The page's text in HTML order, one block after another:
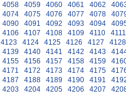
4058 4059 4060 4061 4062
4074 4075 4076 4077 4078
4090 4091 4092 4093 4094
4106 4107 4108 4109 4110
4111
4123 4124 4125 4126 4127
4128
4139 4140 4141 4142 4143
4155 4156 4157 4158 4159
4171 4172 4173 4174 4175
4187 4188 4189 4190 4191
4203 4204 4205 4206 4207